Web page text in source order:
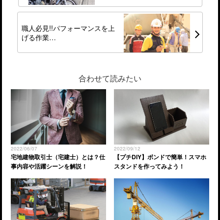
職人必見!!パフォーマンスを上
げる作業…
合わせて読みたい
2022/06/07
宅地建物取引士（宅建士）とは？仕
事内容や活躍シーンを解説！
2022/09/12
【プチDIY】ボンドで簡単！スマホ
スタンドを作ってみよう！